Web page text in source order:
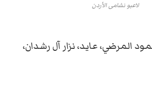
لاعبو نشامى الأردن
المرضي، عايد، نزار آل رشدان،